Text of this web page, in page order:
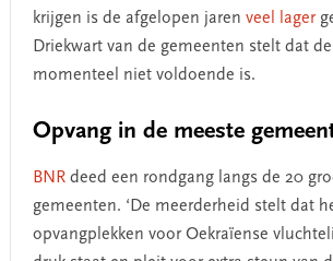
krijgen is de afgelopen jaren veel lager
Driekwart van de gemeenten stelt dat
momenteel niet voldoende is.
Opvang in de meeste
BNRdeed een rondgang langs de 20
gemeenten. ‘De meerderheid stelt dat
opvangplekken voor Oekraïense